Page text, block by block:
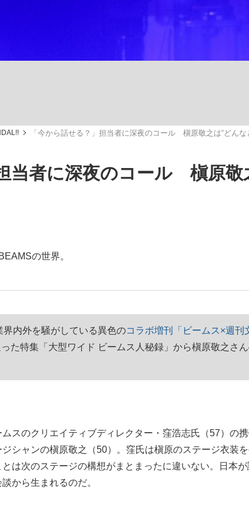
「今から話せる？」担当者に深夜のコール 槇原敬之は“どんな
当者に深夜のコール 槇原敬
の世界。
内外を騒がしている異色のコラボ増刊「ビームス×週刊
た特集「大型ワイド ビームス人秘録」から槇原敬之さ
スのクリエイティブディレクター・窪浩志氏（57）の携
シャンの槇原敬之（50）。窪氏は槇原のステージ衣装
は次のステージの構想がまとまったに違いない。日本
から生まれるのだ。